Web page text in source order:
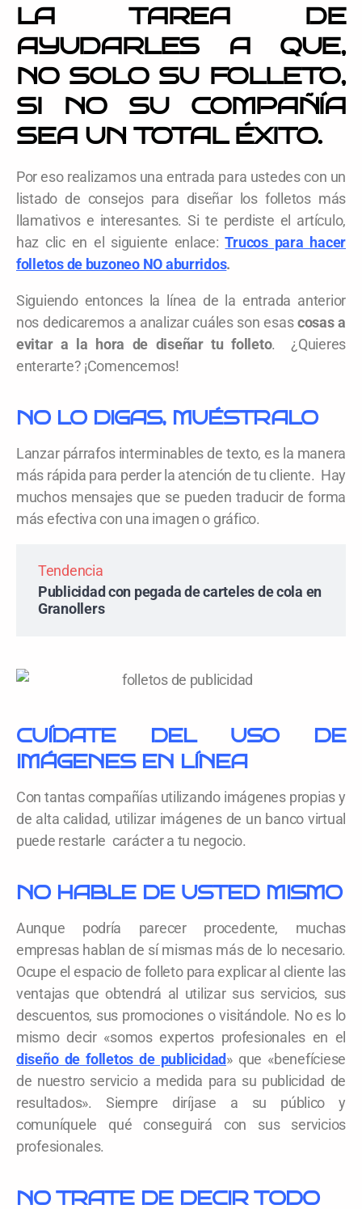
LA TAREA DE
AYUDARLES A QUE,
NO SOLO SU FOLLETO,
SI NO SU COMPAÑÍA
SEA UN TOTAL ÉXITO.
Por eso realizamos una entrada para ustedes con un
listado de consejos para diseñar los folletos más
llamativos e interesantes. Si te perdiste el artículo,
haz clic en el siguiente enlace:Trucos para hacer
folletos de buzoneo NO aburridos.
Siguiendo entonces la línea de la entrada anterior
nos dedicaremos a analizar cuáles son esascosas a
evitar a la hora de diseñar tu folleto. ¿Quieres
enterarte? ¡Comencemos!
NO LO DIGAS, MUÉSTRALO
Lanzar párrafos interminables de texto, es la manera
más rápida para perder la atención de tu cliente. Hay
muchos mensajes que se pueden traducir de forma
más efectiva con una imagen o gráfico.
Tendencia
Publicidad con pegada de carteles de cola en
Granollers
CUÍDATE DEL USO DE
IMÁGENES EN LÍNEA
Con tantas compañías utilizando imágenes propias y
de alta calidad, utilizar imágenes de un banco virtual
puede restarle carácter a tu negocio.
NO HABLE DE USTED MISMO
Aunque podría parecer procedente, muchas
empresas hablan de sí mismas más de lo necesario.
Ocupe el espacio de folleto para explicar al cliente las
ventajas que obtendrá al utilizar sus servicios, sus
descuentos, sus promociones o visitándole. No es lo
mismo decir «somos expertos profesionales en el
diseño de folletos de publicidad» que «benefíciese
de nuestro servicio a medida para su publicidad de
resultados». Siempre diríjase a su público y
comuníquele qué conseguirá con sus servicios
profesionales.
NO TRATE DE DECIR TODO